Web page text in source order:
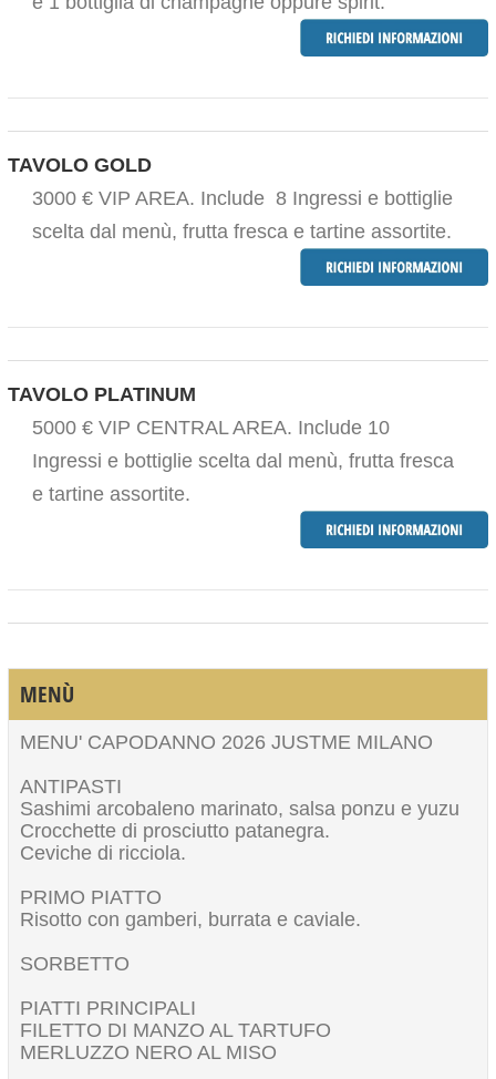
TAVOLO GOLD
3000 € VIP AREA. Include 8 Ingressi e bottiglie
scelta dal menù, frutta fresca e tartine assortite.
TAVOLO PLATINUM
5000 € VIP CENTRAL AREA. Include 10
Ingressi e bottiglie scelta dal menù, frutta fresca
e tartine assortite.
MENÙ
MENU' CAPODANNO 2026 JUSTME MILANO
ANTIPASTI
Sashimi arcobaleno marinato, salsa ponzu e yuzu
Crocchette di prosciutto patanegra.
Ceviche di ricciola.
PRIMO PIATTO
Risotto con gamberi, burrata e caviale.
SORBETTO
PIATTI PRINCIPALI
FILETTO DI MANZO AL TARTUFO
MERLUZZO NERO AL MISO